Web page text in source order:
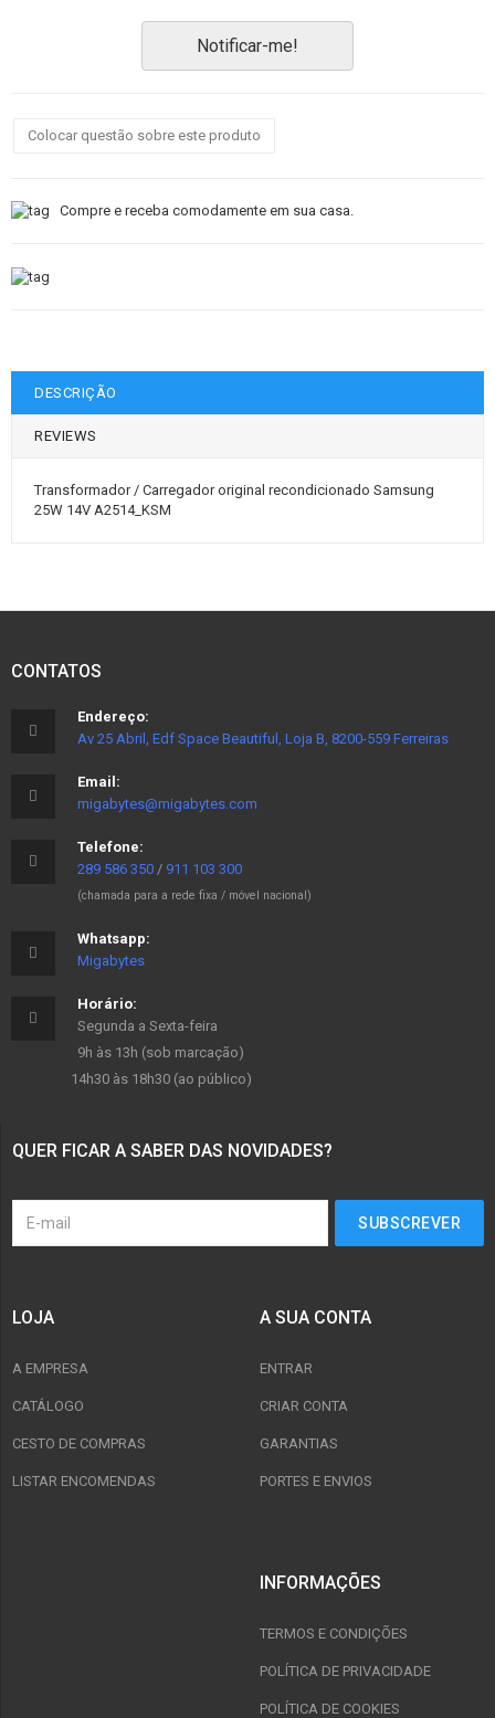
Notificar-me!
Colocar questão sobre este produto
Compre e receba comodamente em sua casa.
DESCRIÇÃO
REVIEWS
Transformador / Carregador original recondicionado Samsung
25W 14V A2514_KSM
CONTATOS
Endereço:
Av 25 Abril, Edf Space Beautiful, Loja B, 8200-559 Ferreiras
Email:
migabytes@migabytes.com
Telefone:
289 586 350 / 911 103 300
(chamada para a rede fixa / móvel nacional)
Whatsapp:
Migabytes
Horário:
Segunda a Sexta-feira
9h às 13h (sob marcação)
14h30 às 18h30 (ao público)
QUER FICAR A SABER DAS NOVIDADES?
LOJA
A EMPRESA
CATÁLOGO
CESTO DE COMPRAS
LISTAR ENCOMENDAS
A SUA CONTA
ENTRAR
CRIAR CONTA
GARANTIAS
PORTES E ENVIOS
INFORMAÇÕES
TERMOS E CONDIÇÕES
POLÍTICA DE PRIVACIDADE
POLÍTICA DE COOKIES